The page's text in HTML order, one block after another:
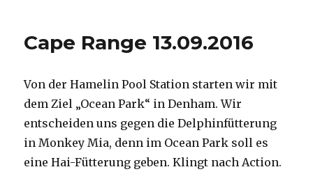
Cape Range 13.09.2016
Von der Hamelin Pool Station starten wir mit
dem Ziel „Ocean Park“ in Denham. Wir
entscheiden uns gegen die Delphinfütterung
in Monkey Mia, denn im Ocean Park soll es
eine Hai-Fütterung geben. Klingt nach Action.